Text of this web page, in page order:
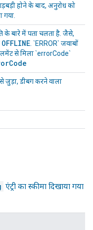
होने के बाद, अनुरोध को
के बारे में पता चलता है. जैसे,
OFFLINE . `ERROR` जवाबों
से मिला `errorCode`
Code
से जुड़ा, डीबग करने वाला
एंट्री का स्कीमा दिखाया गया